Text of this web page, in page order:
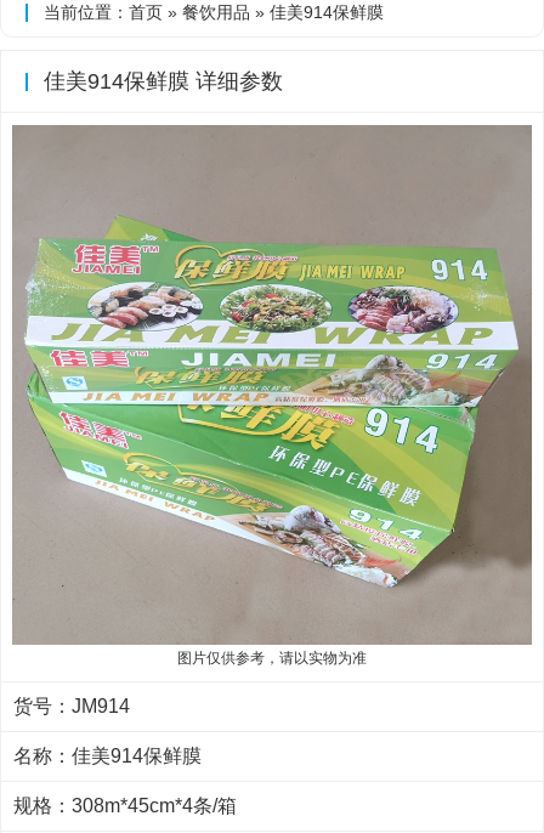
当前位置： 首页 » 餐饮用品 » 佳美914保鲜膜
佳美914保鲜膜 详细参数
图片仅供参考，请以实物为准
货号：JM914
名称：佳美914保鲜膜
规格：308m*45cm*4条/箱